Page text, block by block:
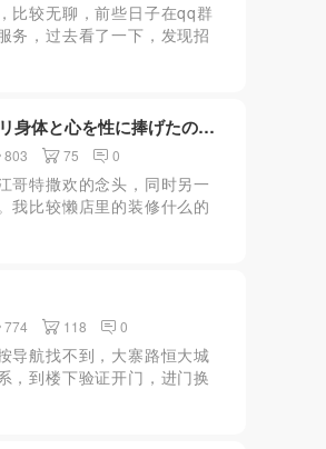
比较无聊，前些日子在qq群
务，过去看了一下，发现招
觉得安全性，想着进去试一
了一下，我选了个398，因为
比基尼SPA娘ロリ身体と心を性に捧げたの物語
803 75 0
哥特撒欢的念头，同时另一
我比较懒店里的装修什么的
一进店，前台美女招呼坐
目，那我肯定做新项目。拿
774 118 0
导航找不到，大寨路恒大城
，到楼下验证开门，进门换
都算年轻，我选的服务一
灯不错。服务套路不详述，